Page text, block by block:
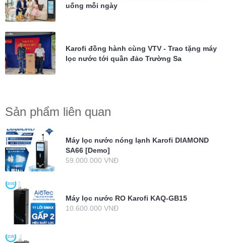
uống mỗi ngày
Karofi đồng hành cùng VTV - Trao tặng máy
lọc nước tới quần đảo Trường Sa
Sản phẩm liên quan
Máy lọc nước nóng lạnh Karofi DIAMOND
SA66 [Demo]
59.000.000 VNĐ
Máy lọc nước RO Karofi KAQ-GB15
10.600.000 VNĐ